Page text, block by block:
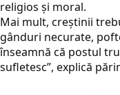
religios şi moral.
Mai mult, creştinii
gânduri necurate,
înseamnă că postul
sufletesc”, explică